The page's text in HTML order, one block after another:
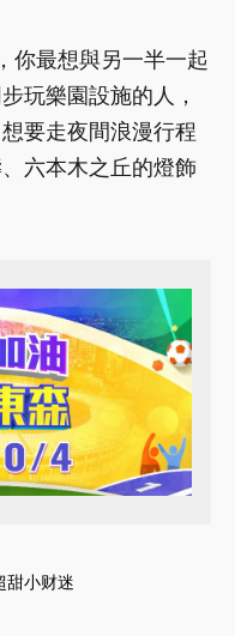
你最想與另一半一起
玩樂園設施的人，
要走夜間浪漫行程
六本木之丘的燈飾
甜小财迷